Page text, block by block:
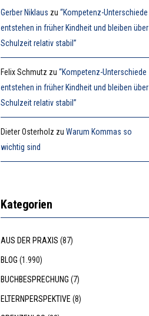
Gerber Niklaus zu“Kompetenz-Unterschiede
entstehen in früher Kindheit und bleiben über
Schulzeit relativ stabil”
Felix Schmutz zu“Kompetenz-Unterschiede
entstehen in früher Kindheit und bleiben über
Schulzeit relativ stabil”
Dieter Osterholz zuWarum Kommas so
wichtig sind
Kategorien
AUS DER PRAXIS (87)
BLOG (1.990)
BUCHBESPRECHUNG (7)
ELTERNPERSPEKTIVE(8)